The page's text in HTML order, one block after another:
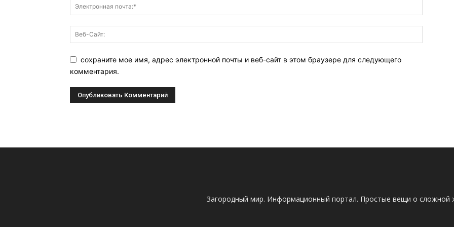
сохраните мое имя, адрес электронной почты и веб-сайт в этом браузере для следующего
комментария.
Загородный мир. Информационный портал. Простые вещи о сложной